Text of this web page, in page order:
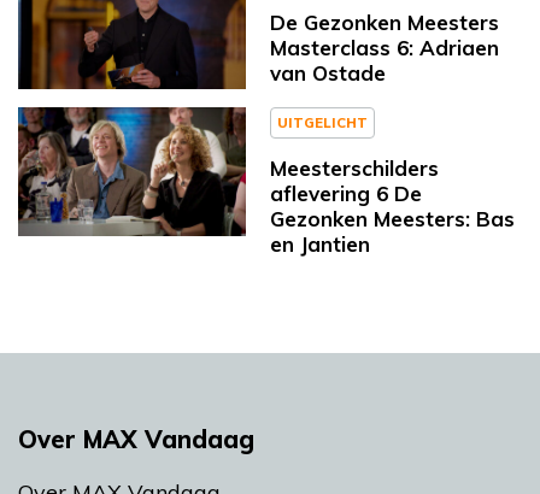
De Gezonken Meesters
Masterclass 6: Adriaen
van Ostade
UITGELICHT
Meesterschilders
aflevering 6 De
Gezonken Meesters: Bas
en Jantien
Over MAX Vandaag